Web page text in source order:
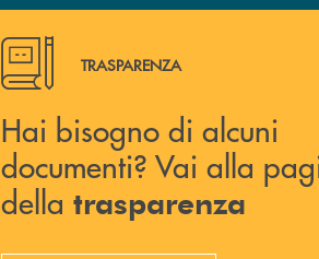
Hai bisogno di alcuni documenti?
TRASPARENZA
Hai bisogno di alcuni
documenti? Vai alla
della trasparenza